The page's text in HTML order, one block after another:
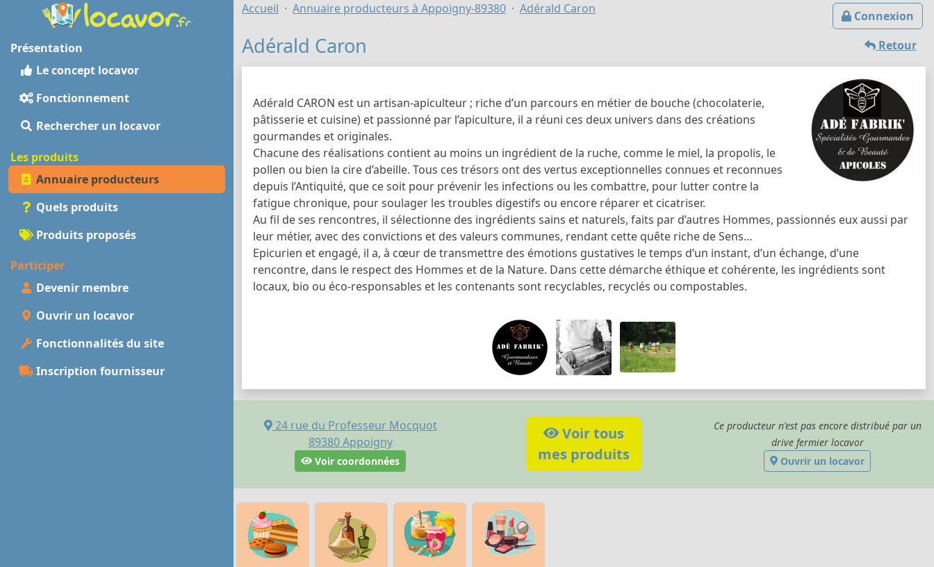
Présentation
Le concept locavor
Fonctionnement
Rechercher un locavor
Les produits
Annuaire producteurs
Quels produits
Produits proposés
Participer
Devenir membre
Ouvrir un locavor
Fonctionnalités du site
Inscription fournisseur
Connexion
Accueil Annuaire producteurs à Appoigny-89380 Adérald Caron
Retour
Adérald Caron
Adérald CARON est un artisan-apiculteur ; riche d’un parcours en métier de bouche (chocolaterie,
pâtisserie et cuisine) et passionné par l’apiculture, il a réuni ces deux univers dans des créations
gourmandes et originales.
Chacune des réalisations contient au moins un ingrédient de la ruche, comme le miel, la propolis, le
pollen ou bien la cire d’abeille. Tous ces trésors ont des vertus exceptionnelles connues et reconnues
depuis l’Antiquité, que ce soit pour prévenir les infections ou les combattre, pour lutter contre la
fatigue chronique, pour soulager les troubles digestifs ou encore réparer et cicatriser.
Au fil de ses rencontres, il sélectionne des ingrédients sains et naturels, faits par d’autres Hommes, passionnés eux aussi par
leur métier, avec des convictions et des valeurs communes, rendant cette quête riche de Sens…
Epicurien et engagé, il a, à cœur de transmettre des émotions gustatives le temps d’un instant, d’un échange, d’une
rencontre, dans le respect des Hommes et de la Nature. Dans cette démarche éthique et cohérente, les ingrédients sont
locaux, bio ou éco-responsables et les contenants sont recyclables, recyclés ou compostables.
24 rue du Professeur Mocquot
89380 Appoigny
Voir coordonnées
Voir tous
mes produits
Ce producteur n'est pas encore distribué par un
drive fermier locavor
Ouvrir un locavor